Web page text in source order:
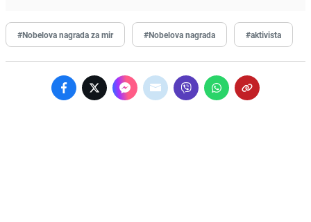
#Nobelova nagrada za mir #Nobelova nagrada #aktivista